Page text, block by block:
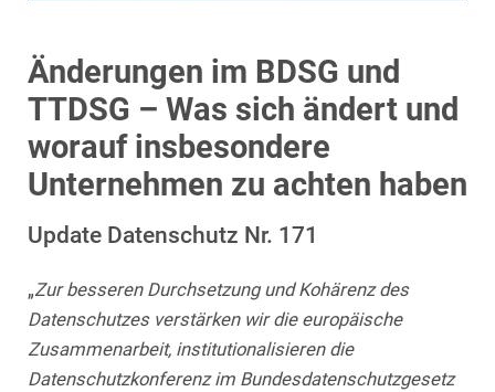
Änderungen im BDSG und
TTDSG – Was sich ändert und
worauf insbesondere
Unternehmen zu achten haben
Update Datenschutz Nr. 171
„Zur besseren Durchsetzung und Kohärenz des
Datenschutzes verstärken wir die europäische
Zusammenarbeit, institutionalisieren die
Datenschutzkonferenz im Bundesdatenschutzgesetz